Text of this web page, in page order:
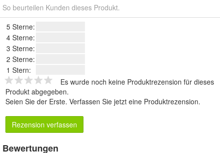
So beurteilen Kunden dieses Produkt.
5 Sterne:
4 Sterne:
3 Sterne:
2 Sterne:
1 Stern:
Es wurde noch keine Produktrezension für dieses
Produkt abgegeben.
Seien Sie der Erste. Verfassen Sie jetzt eine Produktrezension.
Rezension verfassen
Bewertungen